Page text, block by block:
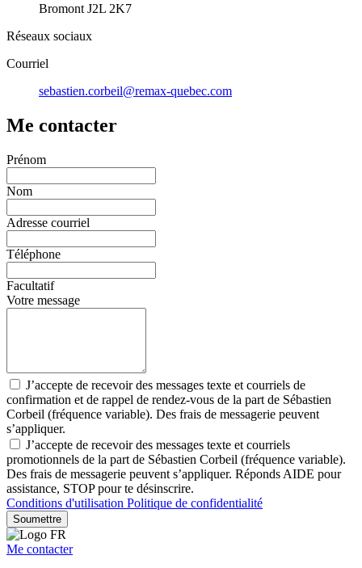
Bromont J2L 2K7
Réseaux sociaux
Courriel
sebastien.corbeil@remax-quebec.com
Me contacter
Prénom
Nom
Adresse courriel
Téléphone
Facultatif
Votre message
J’accepte de recevoir des messages texte et courriels de
confirmation et de rappel de rendez-vous de la part de Sébastien
Corbeil (fréquence variable). Des frais de messagerie peuvent
s’appliquer.
J’accepte de recevoir des messages texte et courriels
promotionnels de la part de Sébastien Corbeil (fréquence variable).
Des frais de messagerie peuvent s’appliquer. Réponds AIDE pour
assistance, STOP pour te désinscrire.
Conditions d'utilisation Politique de confidentialité
Soumettre
Me contacter